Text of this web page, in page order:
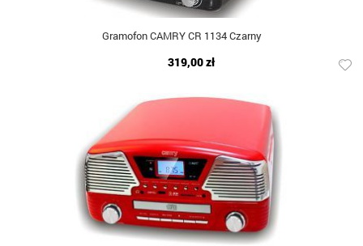
Gramofon CAMRY CR 1134 Czarny
319,00 zł